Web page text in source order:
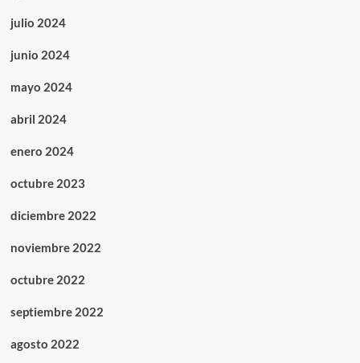
julio 2024
junio 2024
mayo 2024
abril 2024
enero 2024
octubre 2023
diciembre 2022
noviembre 2022
octubre 2022
septiembre 2022
agosto 2022